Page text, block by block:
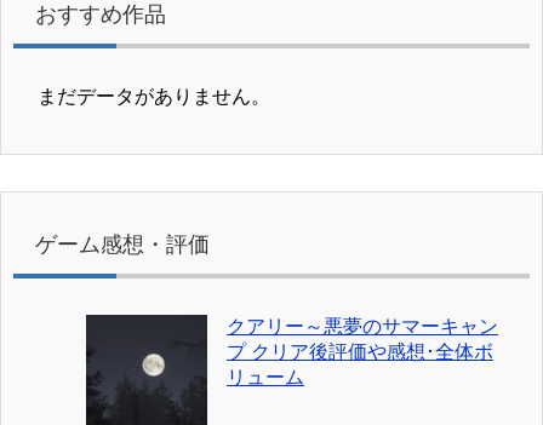
おすすめ作品
まだデータがありません。
ゲーム感想・評価
クアリー～悪夢のサマーキャン
プ クリア後評価や感想･全体ボ
リューム